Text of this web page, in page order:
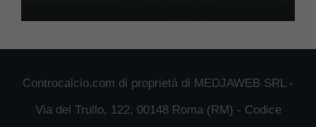
Controcalcio.com di proprietà di MEDJAWEB SRL -
Via del Trullo, 122, 00148 Roma (RM) - Codice